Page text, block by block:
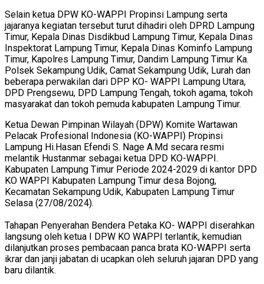
Selain ketua DPW KO-WAPPI Propinsi Lampung serta
jajaranya kegiatan tersebut turut dihadiri oleh DPRD Lampung
Timur, Kepala Dinas Disdikbud Lampung Timur, Kepala Dinas
Inspektorat Lampung Timur, Kepala Dinas Kominfo Lampung
Timur, Kapolres Lampung Timur, Dandim Lampung Timur Ka.
Polsek Sekampung Udik, Camat Sekampung Udik, Lurah dan
beberapa perwakilan dari DPP KO- WAPPI Lampung Utara,
DPD Prengsewu, DPD Lampung Tengah, tokoh agama, tokoh
masyarakat dan tokoh pemuda kabupaten Lampung Timur.
Ketua Dewan Pimpinan Wilayah (DPW) Komite Wartawan
Pelacak Profesional Indonesia (KO-WAPPI) Propinsi
Lampung Hi.Hasan Efendi S. Nage A.Md secara resmi
melantik Hustanmar sebagai ketua DPD KO-WAPPI.
Kabupaten Lampung Timur Periode 2024-2029 di kantor DPD
KO WAPPI Kabupaten Lampung Timur desa Bojong,
Kecamatan Sekampung Udik, Kabupaten Lampung Timur
Selasa (27/08/2024).
Tahapan Penyerahan Bendera Petaka KO- WAPPI diserahkan
langsung oleh ketua I DPW KO WAPPI terlantik, kemudian
dilanjutkan proses pembacaan panca brata KO-WAPPI serta
ikrar dan janji jabatan di ucapkan oleh seluruh jajaran DPD yang
baru dilantik.